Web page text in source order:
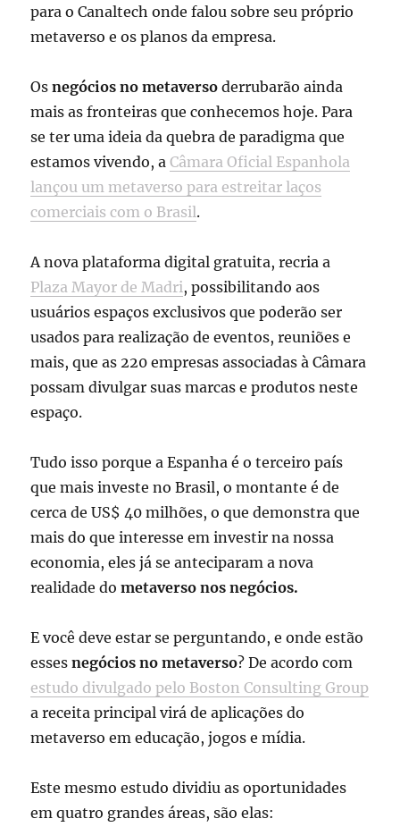
para o Canaltech onde falou sobre seu próprio
metaverso e os planos da empresa.
Osnegócios no metaverso derrubarão ainda
mais as fronteiras que conhecemos hoje. Para
se ter uma ideia da quebra de paradigma que
estamos vivendo, aCâmara Oficial Espanhola
lançou um metaverso para estreitar laços
comerciais com o Brasil.
A nova plataforma digital gratuita, recria a
Plaza Mayor de Madri, possibilitando aos
usuários espaços exclusivos que poderão ser
usados para realização de eventos, reuniões e
mais, que as 220 empresas associadas à Câmara
possam divulgar suas marcas e produtos neste
espaço.
Tudo isso porque a Espanha é o terceiro país
que mais investe no Brasil, o montante é de
cerca de US$ 40 milhões, o que demonstra que
mais do que interesse em investir na nossa
economia, eles já se anteciparam a nova
realidade dometaverso nos negócios.
E você deve estar se perguntando, e onde estão
essesnegócios no metaverso? De acordo com
estudo divulgado pelo Boston Consulting Group
a receita principal virá de aplicações do
metaverso em educação, jogos e mídia.
Este mesmo estudo dividiu as oportunidades
em quatro grandes áreas, são elas: